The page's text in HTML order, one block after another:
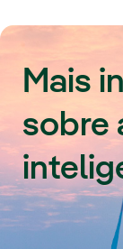
Mais
sobre